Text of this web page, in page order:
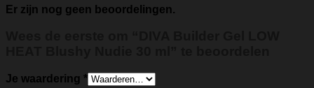
Er zijn nog geen beoordelingen.
Je waardering *